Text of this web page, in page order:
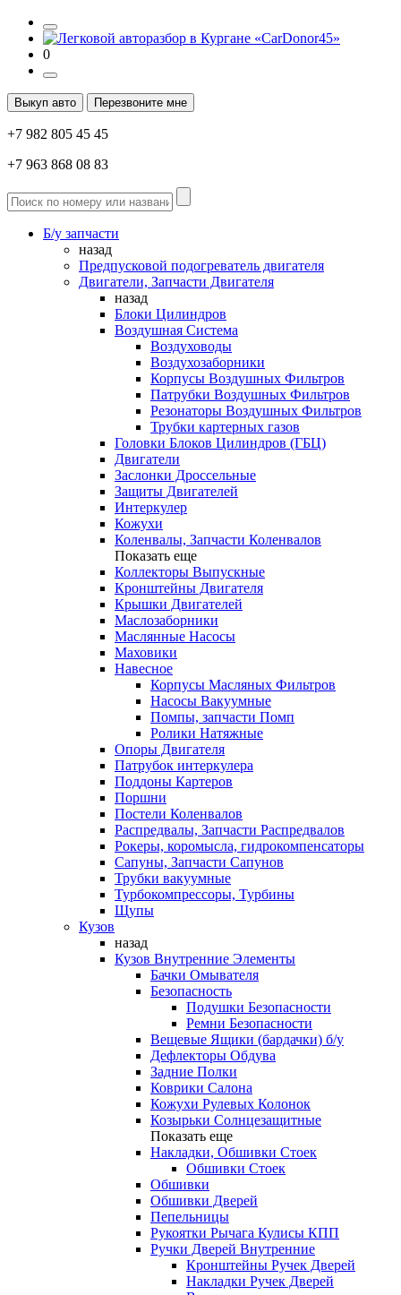
0
Выкуп авто Перезвоните мне
+7 982 805 45 45
+7 963 868 08 83
Б/у запчасти
назад
Предпусковой подогреватель двигателя
Двигатели, Запчасти Двигателя
назад
Блоки Цилиндров
Воздушная Система
Воздуховоды
Воздухозаборники
Корпусы Воздушных Фильтров
Патрубки Воздушных Фильтров
Резонаторы Воздушных Фильтров
Трубки картерных газов
Головки Блоков Цилиндров (ГБЦ)
Двигатели
Заслонки Дроссельные
Защиты Двигателей
Интеркулер
Кожухи
Коленвалы, Запчасти Коленвалов
Показать еще
Коллекторы Выпускные
Кронштейны Двигателя
Крышки Двигателей
Маслозаборники
Маслянные Насосы
Маховики
Навесное
Корпусы Масляных Фильтров
Насосы Вакуумные
Помпы, запчасти Помп
Ролики Натяжные
Опоры Двигателя
Патрубок интеркулера
Поддоны Картеров
Поршни
Постели Коленвалов
Распредвалы, Запчасти Распредвалов
Рокеры, коромысла, гидрокомпенсаторы
Сапуны, Запчасти Сапунов
Трубки вакуумные
Турбокомпрессоры, Турбины
Щупы
Кузов
назад
Кузов Внутренние Элементы
Бачки Омывателя
Безопасность
Подушки Безопасности
Ремни Безопасности
Вещевые Ящики (бардачки) б/у
Дефлекторы Обдува
Задние Полки
Коврики Салона
Кожухи Рулевых Колонок
Козырьки Солнцезащитные
Показать еще
Накладки, Обшивки Стоек
Обшивки Стоек
Обшивки
Обшивки Дверей
Пепельницы
Рукоятки Рычага Кулисы КПП
Ручки Дверей Внутренние
Кронштейны Ручек Дверей
Накладки Ручек Дверей